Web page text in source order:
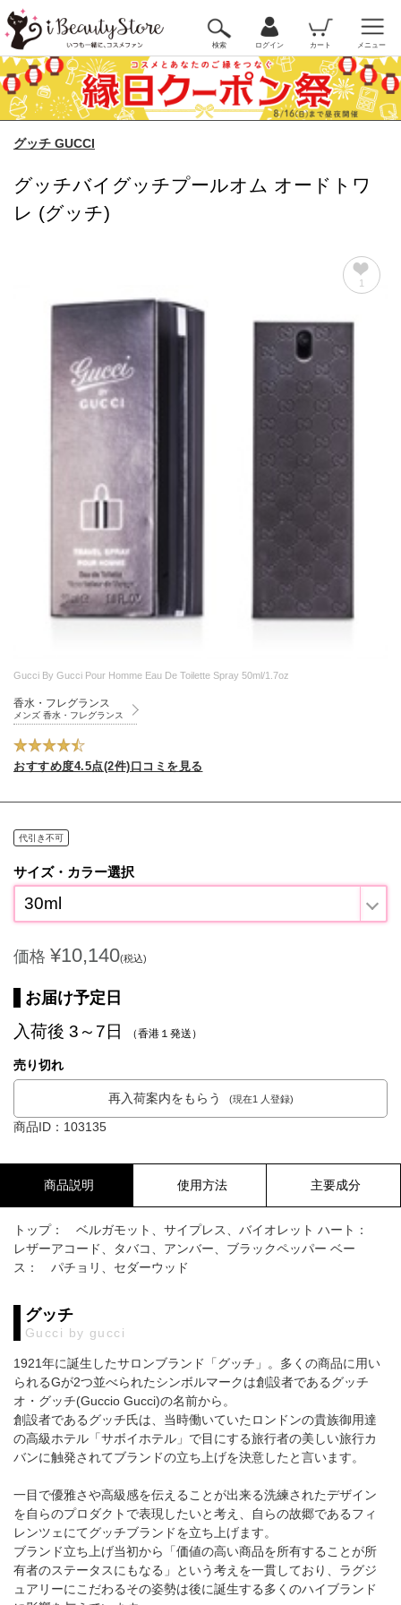
検索 ログイン カート メニュー
グッチ GUCCI
グッチバイグッチプールオム オードトワ
レ (グッチ)
1
Gucci By Gucci Pour Homme Eau De Toilette Spray 50ml/1.7oz
香水・フレグランス
メンズ 香水・フレグランス
おすすめ度4.5点(2件)口コミを見る
代引き不可
サイズ・カラー選択
30ml
価格 ¥10,140(税込)
お届け予定日
入荷後 3～7日 （香港１発送）
売り切れ
再入荷案内をもらう (現在1 人登録)
商品ID：103135
商品説明 使用方法 主要成分
トップ： ベルガモット、サイプレス、バイオレット ハート：
レザーアコード、タバコ、アンバー、ブラックペッパー ベー
ス： パチョリ、セダーウッド
グッチ
Gucci by gucci
1921年に誕生したサロンブランド「グッチ」。多くの商品に用い
られるGが2つ並べられたシンボルマークは創設者であるグッチ
オ・グッチ(Guccio Gucci)の名前から。
創設者であるグッチ氏は、当時働いていたロンドンの貴族御用達
の高級ホテル「サボイホテル」で目にする旅行者の美しい旅行カ
バンに触発されてブランドの立ち上げを決意したと言います。
一目で優雅さや高級感を伝えることが出来る洗練されたデザイン
を自らのプロダクトで表現したいと考え、自らの故郷であるフィ
レンツェにてグッチブランドを立ち上げます。
ブランド立ち上げ当初から「価値の高い商品を所有することが所
有者のステータスにもなる」という考えを一貫しており、ラグジ
ュアリーにこだわるその姿勢は後に誕生する多くのハイブランド